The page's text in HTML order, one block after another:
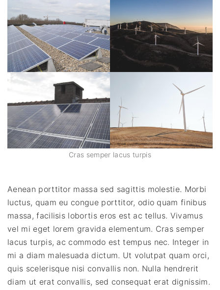
Cras semper lacus turpis
Aenean porttitor massa sed sagittis molestie. Morbi
luctus, quam eu congue porttitor, odio quam finibus
massa, facilisis lobortis eros est ac tellus. Vivamus
vel mi eget lorem gravida elementum. Cras semper
lacus turpis, ac commodo est tempus nec. Integer in
mi a diam malesuada dictum. Ut volutpat quam orci,
quis scelerisque nisi convallis non. Nulla hendrerit
diam ut erat convallis, sed consequat erat dignissim.